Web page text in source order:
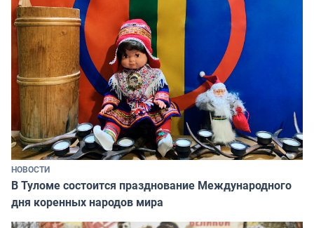
НОВОСТИ
В Туломе состоится празднование Международного
дня коренных народов мира